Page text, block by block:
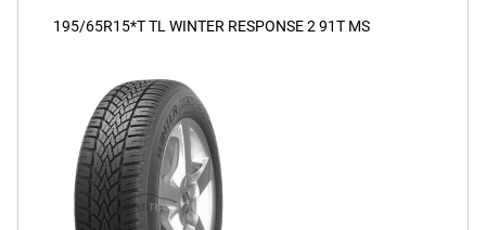
195/65R15*T TL WINTER RESPONSE 2 91T MS